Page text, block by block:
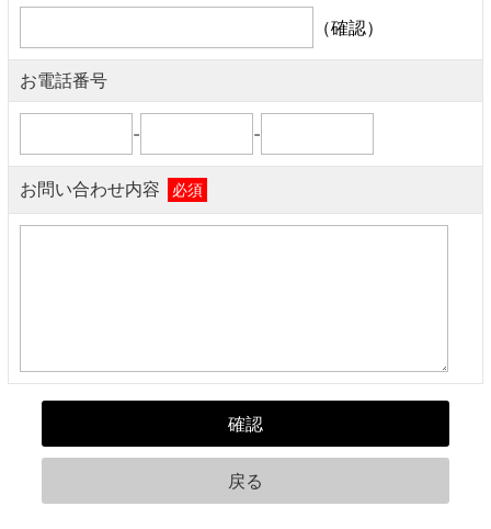
（確認）
お電話番号
- -
お問い合わせ内容 必須